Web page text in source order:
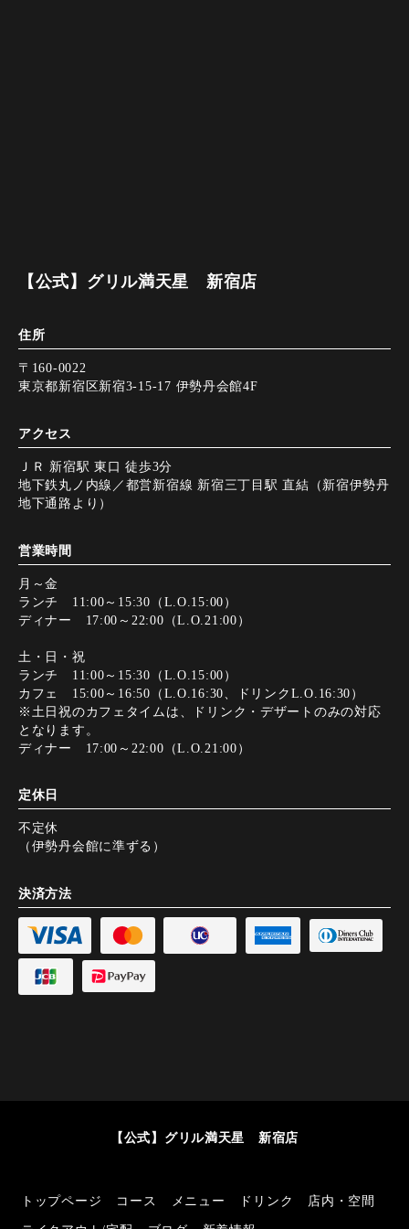
【公式】グリル満天星 新宿店
住所
〒160-0022
東京都新宿区新宿3-15-17 伊勢丹会館4F
アクセス
ＪＲ 新宿駅 東口 徒歩3分
地下鉄丸ノ内線／都営新宿線 新宿三丁目駅 直結（新宿伊勢丹
地下通路より）
営業時間
月～金
ランチ 11:00～15:30（L.O.15:00）
ディナー 17:00～22:00（L.O.21:00）
土・日・祝
ランチ 11:00～15:30（L.O.15:00）
カフェ 15:00～16:50（L.O.16:30、ドリンクL.O.16:30）
※土日祝のカフェタイムは、ドリンク・デザートのみの対応
となります。
ディナー 17:00～22:00（L.O.21:00）
定休日
不定休
（伊勢丹会館に準ずる）
決済方法
【公式】グリル満天星 新宿店
トップページ コース メニュー ドリンク 店内・空間